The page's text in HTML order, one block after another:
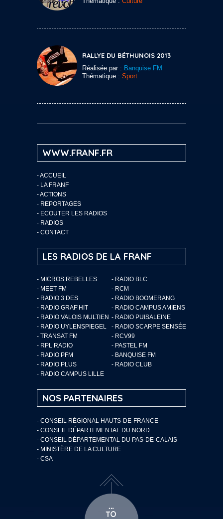
RALLYE DU BÉTHUNOIS 2013
Réalisée par : Banquise FM
Thématique : Sport
WWW.FRANF.FR
-ACCUEIL
- LA FRANF
-ACTIONS
- REPORTAGES
- ECOUTER LES RADIOS
- RADIOS
- CONTACT
LES RADIOS DE LA FRANF
- MICROS REBELLES
- RADIO BLC
- MEET FM
- RCM
- RADIO 3 DES
- RADIO BOOMERANG
- RADIO GRAF’HIT
- RADIO CAMPUS AMIENS
- RADIO VALOIS MULTIEN - RADIO PUISALEINE
- RADIO UYLENSPIEGEL
- RADIO SCARPE SENSÉE
- TRANSAT FM
- RCV99
- RPL RADIO
- PASTEL FM
- RADIO PFM
- BANQUISE FM
- RADIO PLUS
- RADIO CLUB
- RADIO CAMPUS LILLE
NOS PARTENAIRES
- CONSEIL RÉGIONAL HAUTS-DE-FRANCE
- CONSEIL DÉPARTEMENTAL DU NORD
- CONSEIL DÉPARTEMENTAL DU PAS-DE-CALAIS
- MINISTÈRE DE LA CULTURE
- CSA